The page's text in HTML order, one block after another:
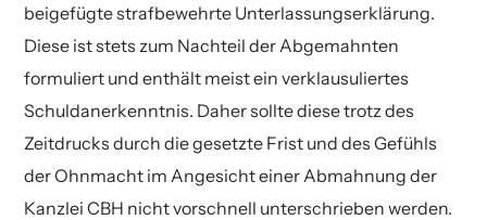
beigefügte strafbewehrte Unterlassungserklärung.
Diese ist stets zum Nachteil der Abgemahnten
formuliert und enthält meist ein verklausuliertes
Schuldanerkenntnis. Daher sollte diese trotz des
Zeitdrucks durch die gesetzte Frist und des Gefühls
der Ohnmacht im Angesicht einer Abmahnung der
Kanzlei CBH nicht vorschnell unterschrieben werden.